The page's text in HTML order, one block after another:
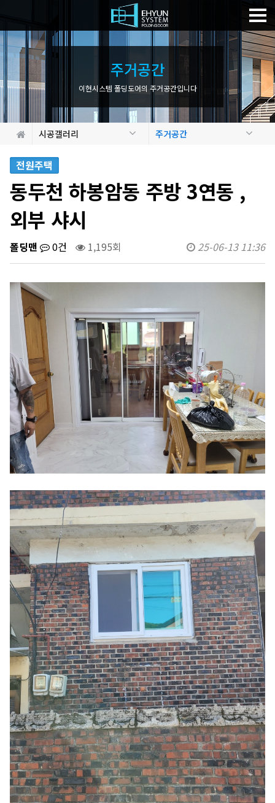
주거공간
이현시스템 폴딩도어의 주거공간입니다
시공갤러리 주거공간
전원주택
동두천 하봉암동 주방 3연동 ,
외부 샤시
폴딩맨 0건 1,195회 25-06-13 11:36